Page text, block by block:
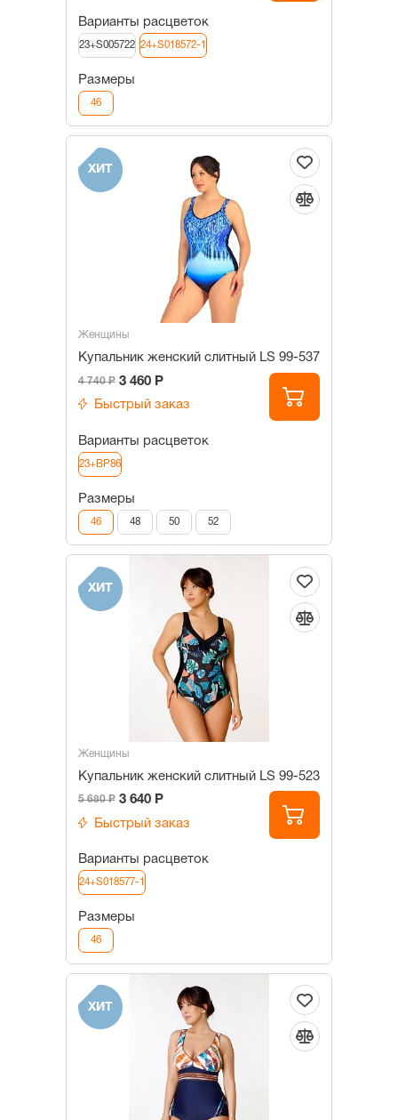
Варианты расцветок
23+S005722 24+S018572-1
Размеры
46
ХИТ
Женщины
Купальник женский слитный LS 99-537
4 740 Р 3 460 Р
Быстрый заказ
Варианты расцветок
23+BP86
Размеры
46 48 50 52
ХИТ
Женщины
Купальник женский слитный LS 99-523
5 680 Р 3 640 Р
Быстрый заказ
Варианты расцветок
24+S018577-1
Размеры
46
ХИТ